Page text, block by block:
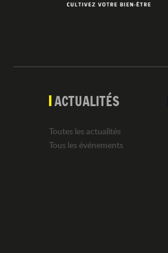
ACTUALITÉS
Toutes les actualités
Tous les événements